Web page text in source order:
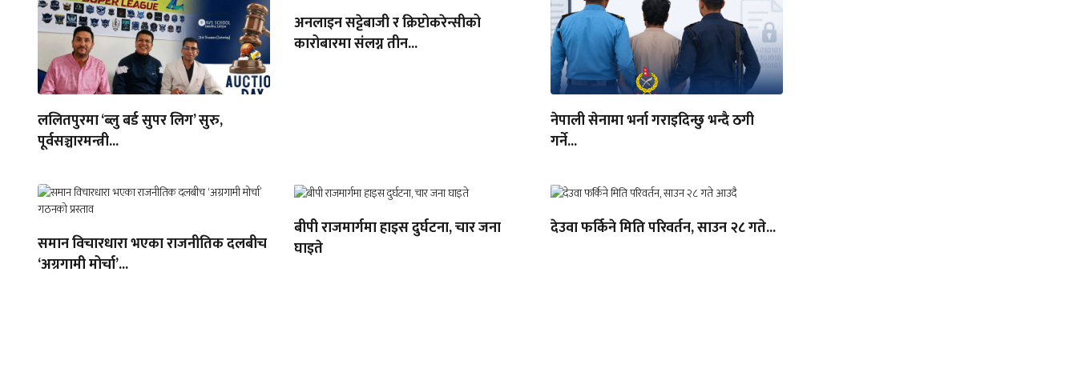
ललितपुरमा ‘ब्लु बर्ड सुपर लिग’ सुरु,
पूर्वसञ्चारमन्त्री...
अनलाइन सट्टेबाजी र क्रिप्टोकरेन्सीको
कारोबारमा संलग्न तीन...
नेपाली सेनामा भर्ना गराइदिन्छु भन्दै ठगी
गर्ने...
समान विचारधारा भएका राजनीतिक दलबीच
‘अग्रगामी मोर्चा’...
बीपी राजमार्गमा हाइस दुर्घटना, चार जना
घाइते
देउवा फर्किने मिति परिवर्तन, साउन २८ गते...